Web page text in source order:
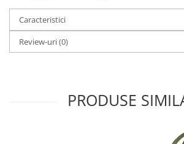
Caracteristici
Review-uri(0)
PRODUSE